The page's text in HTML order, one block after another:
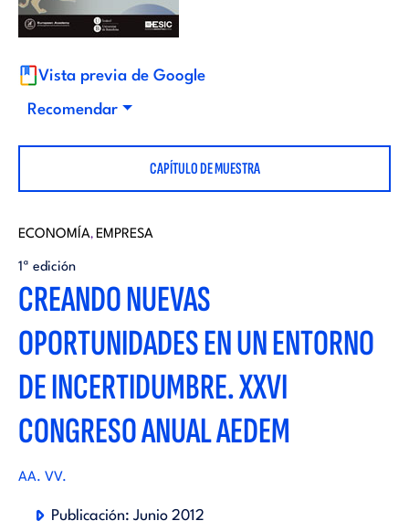
d
t
o
r
i
a
l
a
Vista previa de Google
Recomendar
CAPÍTULO DE MUESTRA
ECONOMÍA, EMPRESA
1ª edición
CREANDO NUEVAS
OPORTUNIDADES EN UN ENTORNO
DE INCERTIDUMBRE. XXVI
CONGRESO ANUAL AEDEM
AA. VV.
Publicación: Junio 2012